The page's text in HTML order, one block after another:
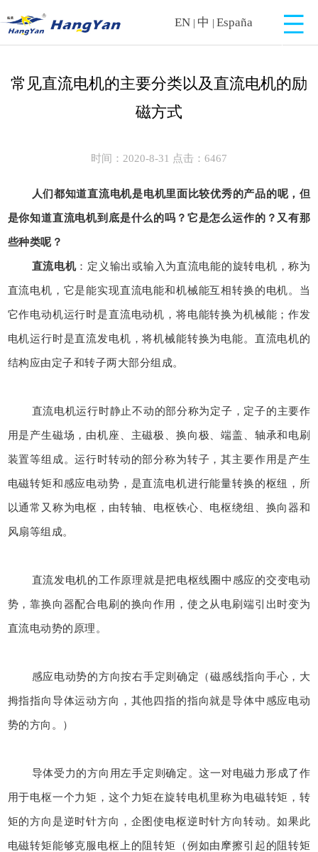
EN | 中 | España
常见直流电机的主要分类以及直流电机的励
磁方式
时间：2020-8-31 点击：6467
人们都知道直流电机是电机里面比较优秀的产品的呢，但
是你知道直流电机到底是什么的吗？它是怎么运作的？又有那
些种类呢？
直流电机：定义输出或输入为直流电能的旋转电机，称为
直流电机，它是能实现直流电能和机械能互相转换的电机。当
它作电动机运行时是直流电动机，将电能转换为机械能；作发
电机运行时是直流发电机，将机械能转换为电能。直流电机的
结构应由定子和转子两大部分组成。
直流电机运行时静止不动的部分称为定子，定子的主要作
用是产生磁场，由机座、主磁极、换向极、端盖、轴承和电刷
装置等组成。运行时转动的部分称为转子，其主要作用是产生
电磁转矩和感应电动势，是直流电机进行能量转换的枢纽，所
以通常又称为电枢，由转轴、电枢铁心、电枢绕组、换向器和
风扇等组成。
直流发电机的工作原理就是把电枢线圈中感应的交变电动
势，靠换向器配合电刷的换向作用，使之从电刷端引出时变为
直流电动势的原理。
感应电动势的方向按右手定则确定（磁感线指向手心，大
拇指指向导体运动方向，其他四指的指向就是导体中感应电动
势的方向。）
导体受力的方向用左手定则确定。这一对电磁力形成了作
用于电枢一个力矩，这个力矩在旋转电机里称为电磁转矩，转
矩的方向是逆时针方向，企图使电枢逆时针方向转动。如果此
电磁转矩能够克服电枢上的阻转矩（例如由摩擦引起的阻转矩